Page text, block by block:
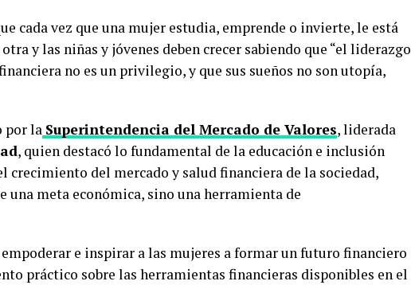
cada vez que una mujer estudia, emprende o invierte, le está
y las niñas y jóvenes deben crecer sabiendo que “el liderazgo
no es un privilegio, y que sus sueños no son utopía,
por la Superintendencia del Mercado de Valores, liderada
, quien destacó lo fundamental de la educación e inclusión
crecimiento del mercado y salud financiera de la sociedad,
una meta económica, sino una herramienta de
e inspirar a las mujeres a formar un futuro financiero
práctico sobre las herramientas financieras disponibles en el